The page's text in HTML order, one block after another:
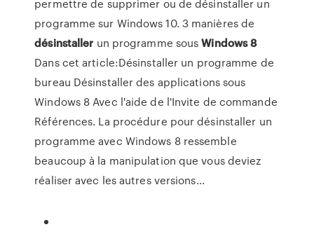
permettre de supprimer ou de désinstaller un
programme sur Windows 10. 3 manières de
désinstaller un programme sousWindows8
Dans cet article:Désinstaller un programme de
bureau Désinstaller des applications sous
Windows 8 Avec l'aide de l'Invite de commande
Références. La procédure pour désinstaller un
programme avec Windows 8 ressemble
beaucoup à la manipulation que vous deviez
réaliser avec les autres versions...